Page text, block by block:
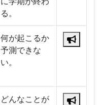
る。
何が起こるか
予測できな
い。
どんなことが